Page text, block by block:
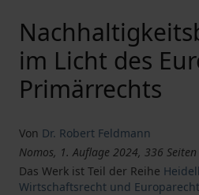
im Licht des
Primärrechts
Von Dr. Robert Feldmann
Nomos, 1. Auflage 2024, 336 Seiten
Das Werk ist Teil der Reihe
Wirtschaftsrecht und Europarecht